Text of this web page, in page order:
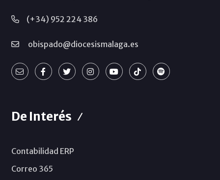
(+34) 952 224 386
obispado@diocesismalaga.es
De Interés
Contabilidad ERP
Correo 365